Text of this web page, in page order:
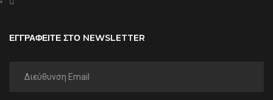
ΕΓΓΡΑΦΕΙΤΕ ΣΤΟ NEWSLETTER